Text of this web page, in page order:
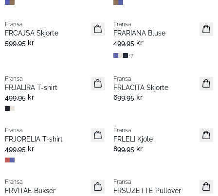
Nyhet
Fransa
FRCAJSA Skjorte
599,95 kr
Nyhet
Fransa
FRARIANA Bluse
499,95 kr
+7
Nyhet
Fransa
FRJALIRA T-shirt
499,95 kr
Nyhet
Fransa
FRLACITA Skjorte
699,95 kr
Nyhet
Fransa
FRJORELIA T-shirt
499,95 kr
Nyhet
Fransa
FRLELI Kjole
899,95 kr
Nyhet
Fransa
FRVITAE Bukser
Nyhet
Fransa
FRSUZETTE Pullover